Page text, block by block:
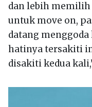
dan lebih memilih
untuk move on,
datang
hatinya tersakiti
disakiti kedua